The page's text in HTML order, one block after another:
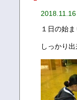
2018.11.16
１日の始
しっかり